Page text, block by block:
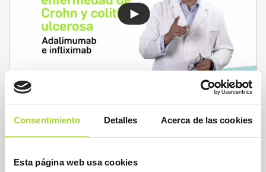
Consentimiento Detalles Acerca de las cookies
Esta página web usa cookies
Biosimilares en Crohn y colitis ulcerosa:
adalimumab e infliximab